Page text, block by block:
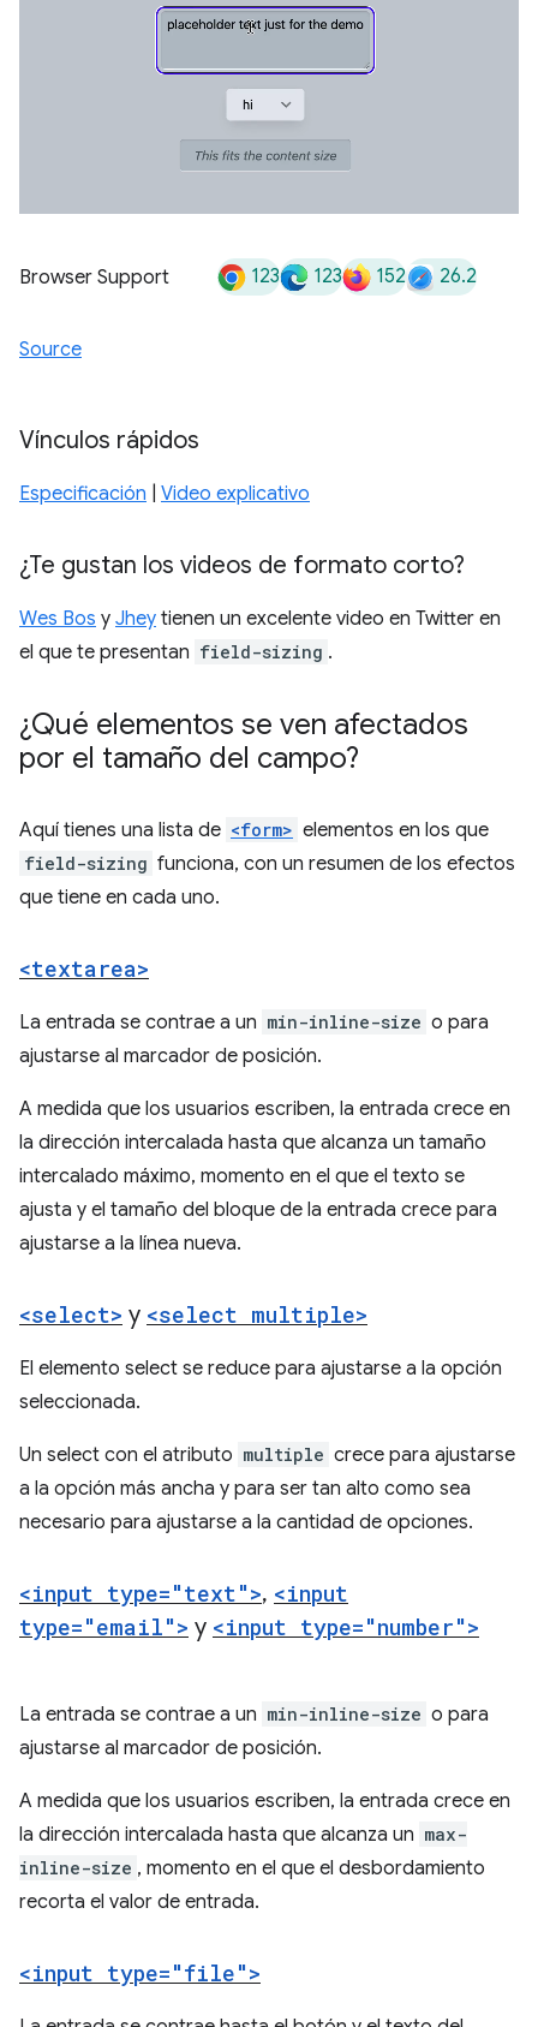
Browser Support 123 123 152 26.2
Source
Vínculos rápidos
Especificación Video explicativo
¿Te gustan los videos de formato corto?
Wes Bos y Jhey tienen un excelente video en Twitter en
el que te presentan field-sizing .
¿Qué elementos se ven afectados
por el tamaño del campo?
Aquí tienes una lista de <form> elementos en los que
field-sizing funciona, con un resumen de los efectos
que tiene en cada uno.
<textarea>
La entrada se contrae a un min-inline-size o para
ajustarse al marcador de posición.
A medida que los usuarios escriben, la entrada crece en
la dirección intercalada hasta que alcanza un tamaño
intercalado máximo, momento en el que el texto se
ajusta y el tamaño del bloque de la entrada crece para
ajustarse a la línea nueva.
<select> y <select multiple>
El elemento select se reduce para ajustarse a la opción
seleccionada.
Un select con el atributo multiple crece para ajustarse
a la opción más ancha y para ser tan alto como sea
necesario para ajustarse a la cantidad de opciones.
<input type="text">, <input
type="email"> y <input type="number">
La entrada se contrae a un min-inline-size o para
ajustarse al marcador de posición.
A medida que los usuarios escriben, la entrada crece en
la dirección intercalada hasta que alcanza un max-
inline-size , momento en el que el desbordamiento
recorta el valor de entrada.
<input type="file">